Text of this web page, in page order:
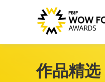
作品精